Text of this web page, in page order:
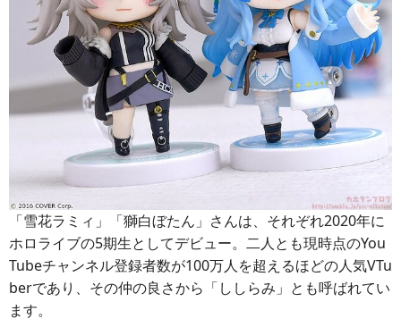
「雪花ラミィ」「獅白ぼたん」さんは、それぞれ2020年に
ホロライブの5期生としてデビュー。二人とも現時点のYou
Tubeチャンネル登録者数が100万人を超えるほどの人気VTu
berであり、その仲の良さから「ししらみ」とも呼ばれてい
ます。